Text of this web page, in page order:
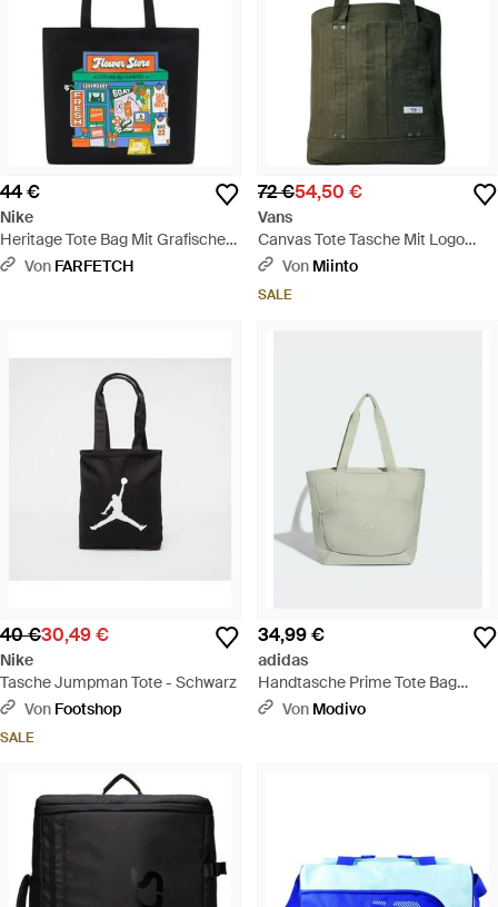
44 €
Nike
Heritage Tote Bag Mit Grafischem
Print - Weiß
Von FARFETCH
72 €54,50 €
Vans
Canvas Tote Tasche Mit Logo
Patch - Grün
Von Miinto
SALE
40 €30,49 €
Nike
Tasche Jumpman Tote - Schwarz
Von Footshop
SALE
34,99 €
adidas
Handtasche Prime Tote Bag
Ks4622 - Blau
Von Modivo